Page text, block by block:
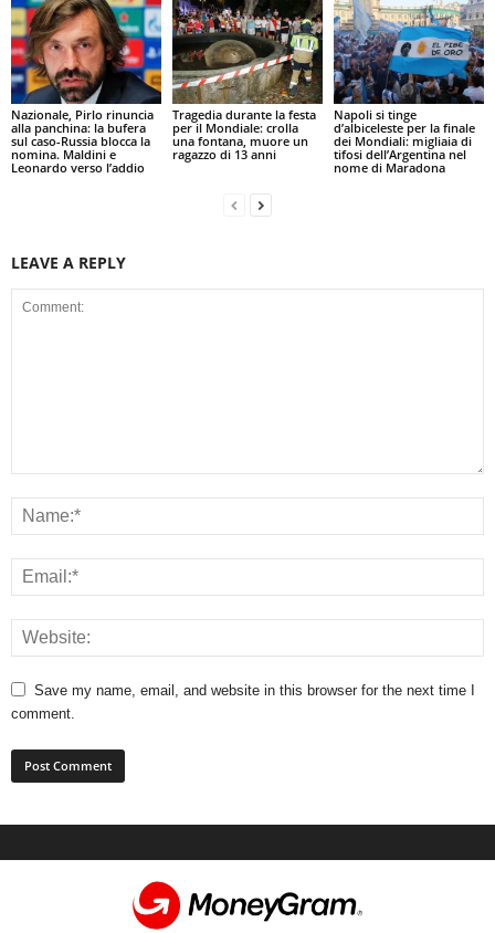
Nazionale, Pirlo rinuncia
alla panchina: la bufera
sul caso-Russia blocca la
nomina. Maldini e
Leonardo verso l’addio
Tragedia durante la festa
per il Mondiale: crolla
una fontana, muore un
ragazzo di 13 anni
Napoli si tinge
d’albiceleste per la finale
dei Mondiali: migliaia di
tifosi dell’Argentina nel
nome di Maradona
LEAVE A REPLY
Save my name, email, and website in this browser for the next time I
comment.